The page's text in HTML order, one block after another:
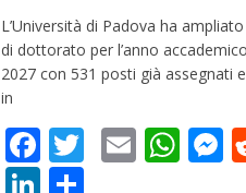
L’Università di Padova ha ampliato
di dottorato per l’anno
2027 con 531 posti già assegnati
in
F
ac
T E W